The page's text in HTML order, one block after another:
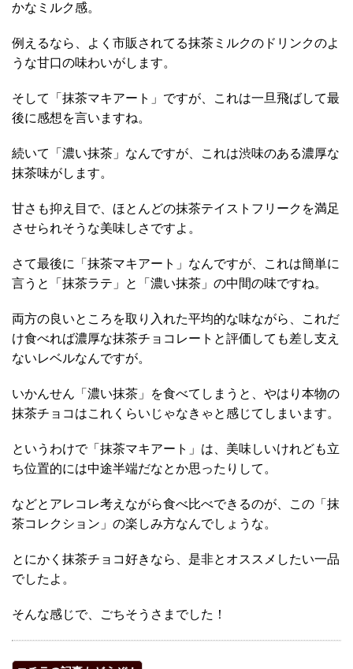
かなミルク感。
例えるなら、よく市販されてる抹茶ミルクのドリンクのよ
うな甘口の味わいがします。
そして「抹茶マキアート」ですが、これは一旦飛ばして最
後に感想を言いますね。
続いて「濃い抹茶」なんですが、これは渋味のある濃厚な
抹茶味がします。
甘さも抑え目で、ほとんどの抹茶テイストフリークを満足
させられそうな美味しさですよ。
さて最後に「抹茶マキアート」なんですが、これは簡単に
言うと「抹茶ラテ」と「濃い抹茶」の中間の味ですね。
両方の良いところを取り入れた平均的な味ながら、これだ
け食べれば濃厚な抹茶チョコレートと評価しても差し支え
ないレベルなんですが。
いかんせん「濃い抹茶」を食べてしまうと、やはり本物の
抹茶チョコはこれくらいじゃなきゃと感じてしまいます。
というわけで「抹茶マキアート」は、美味しいけれども立
ち位置的には中途半端だなとか思ったりして。
などとアレコレ考えながら食べ比べできるのが、この「抹
茶コレクション」の楽しみ方なんでしょうな。
とにかく抹茶チョコ好きなら、是非とオススメしたい一品
でしたよ。
そんな感じで、ごちそうさまでした！